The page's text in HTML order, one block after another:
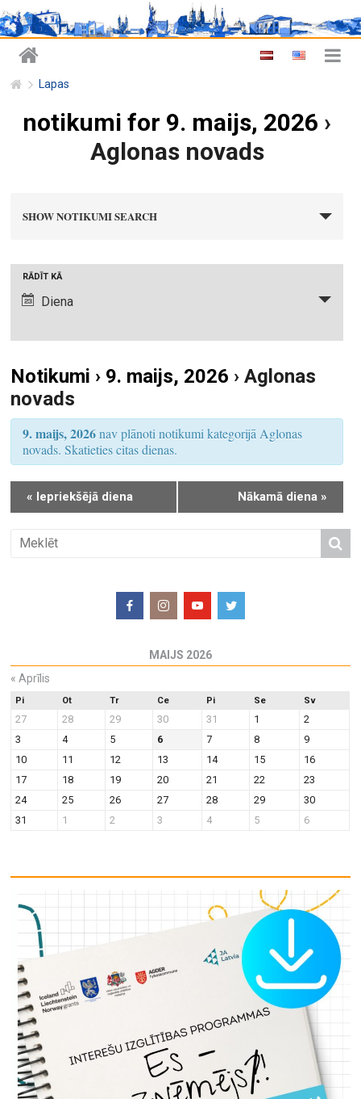
Lapas
notikumi for 9. maijs, 2026 ›
Aglonas novads
i
S
e
a
c
h
a
d
s
N
a
v
g
a
t
n
SHOW NOTIKUMI SEARCH
i
u
m
s
i
e
N
t
i
o
n
RĀDĪT KĀ
Diena
Notikumi › 9. maijs, 2026 › Aglonas
novads
9. maijs, 2026nav plānoti notikumi kategorijā Aglonas
novads. Skatieties citas dienas.
« Iepriekšējā diena Nākamā diena »
MAIJS 2026
« Aprīlis
Pi Ot Tr Ce Pi Se Sv
27 28 29 30 31 1
2
3
4 5 6 7 8
9
10
11 12 13 14 15
16
17
18 19 20 21 22
23
24
25 26 27 28 29
30
31
1 2 3 4 5 6